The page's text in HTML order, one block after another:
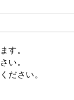
す。
い。
ださい。